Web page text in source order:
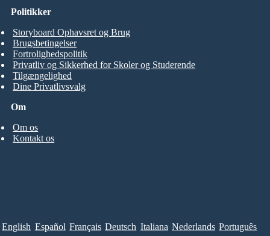
Om
Om os
Kontakt os
Politikker
Storyboard Ophavsret og Brug
Brugsbetingelser
Fortrolighedspolitik
Privatliv og Sikkerhed for Skoler og Studerende
Tilgængelighed
Dine Privatlivsvalg
English Español Français Deutsch Italiana Nederlands Português